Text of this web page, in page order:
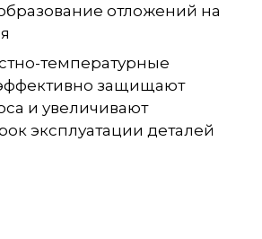
отложений на
температурные
защищают
и увеличивают
эксплуатации деталей